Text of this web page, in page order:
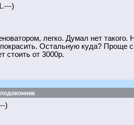
)
легко. Думал нет
Остальную куда? Проще
стоить от 3000р.
)